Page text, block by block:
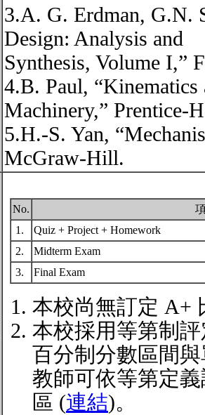
3.A. G. Erdman, G.N.
Design: Analysis and
Synthesis, Volume I,”
4.B. Paul,
Machinery,” Prentice-
5.H.-S. Yan,
McGraw-Hill.
No.
1.
Quiz + Project + Homework
2.
Midterm Exam
3.
Final Exam
本校尚無訂定 A+
本校採用等第制
百分制分數區間
教師可依等第定
區 (連結)。